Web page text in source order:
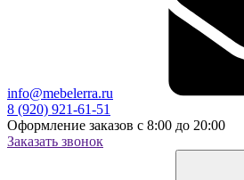
info@mebelerra.ru
8 (920) 921-61-51
Оформление заказов с 8:00 до 20:00
Заказать звонок